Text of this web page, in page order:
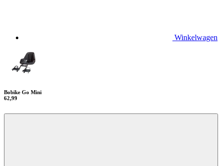
Winkelwagen
Bobike Go Mini
62,99